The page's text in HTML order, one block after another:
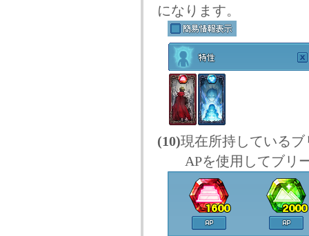
になります。
(10)現在所持している
APを使用してブリー